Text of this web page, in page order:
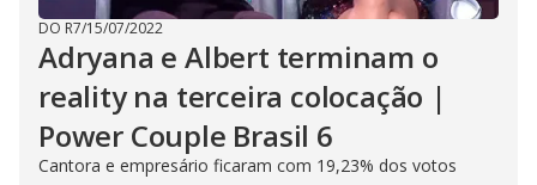
DO R7/15/07/2022
Adryana e Albert terminam o
reality na terceira colocação |
Power Couple Brasil 6
Cantora e empresário ficaram com 19,23% dos votos